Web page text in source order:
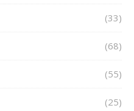
(33)
(68)
(55)
(25)